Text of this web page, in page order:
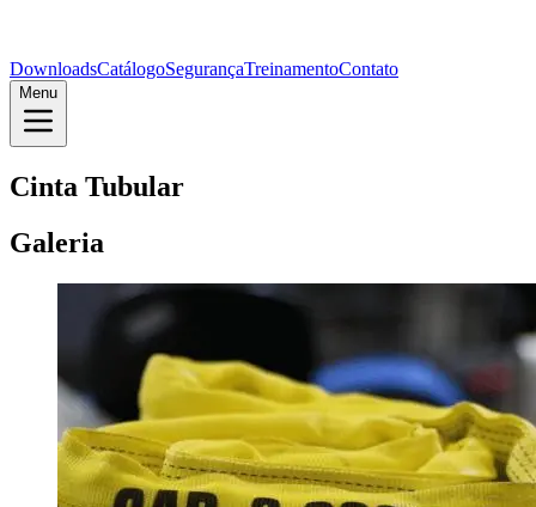
DownloadsCatálogoSegurançaTreinamentoContato
Menu
Cinta Tubular
Galeria